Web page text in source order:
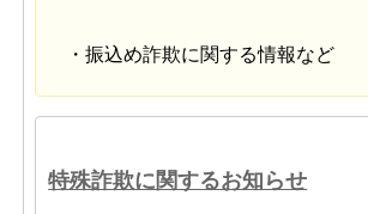
・振込め詐欺に関する情報など
特殊詐欺に関するお知らせ